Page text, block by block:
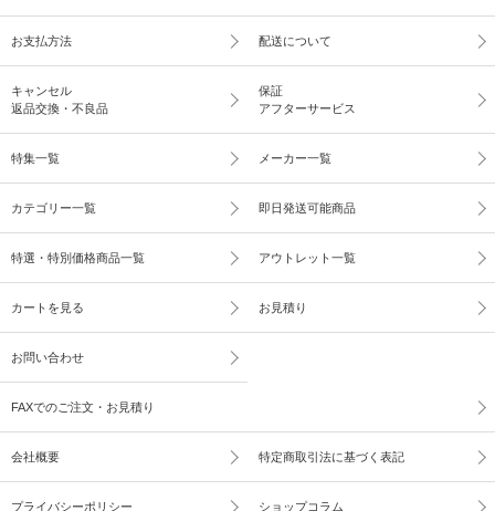
お支払方法 配送について
キャンセル
返品交換・不良品
保証
アフターサービス
特集一覧 メーカー一覧
カテゴリー一覧 即日発送可能商品
特選・特別価格商品一覧 アウトレット一覧
カートを見る お見積り
お問い合わせ
FAXでのご注文・お見積り
会社概要 特定商取引法に基づく表記
プライバシーポリシー ショップコラム